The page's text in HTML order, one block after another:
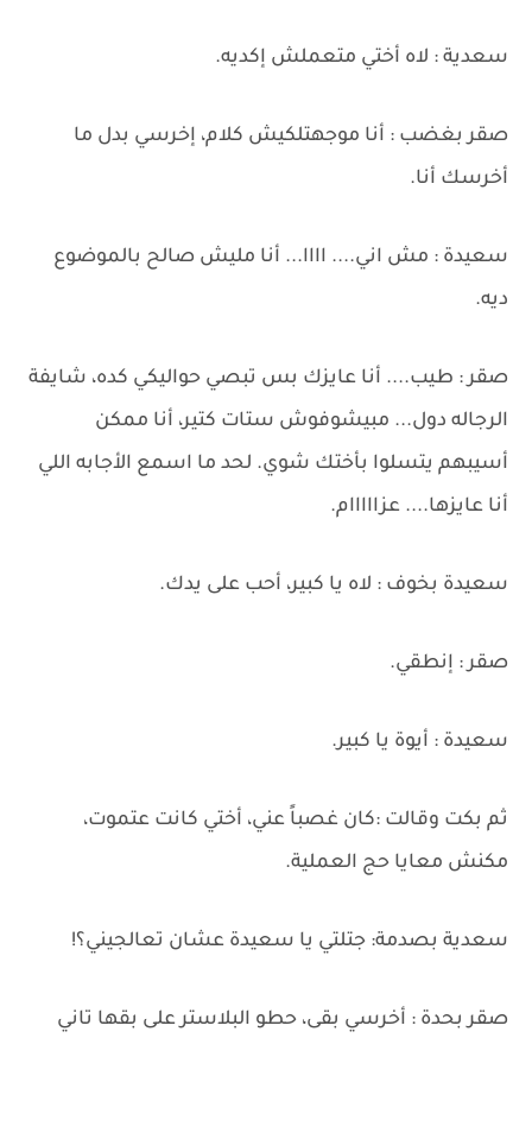
سعدية : لاه أختي متعملش إكديه.
صقر بغضب : أنا موجهتلكيش كلام، إخرسي بدل ما
أخرسك أنا.
سعيدة : مش اني.... اااا... أنا مليش صالح بالموضوع
ديه.
صقر : طيب.... أنا عايزك بس تبصي حواليكي كده، شايفة
الرجاله دول... مبيشوفوش ستات كتير، أنا ممكن
أسيبهم يتسلوا بأختك شوي. لحد ما اسمع الأجابه اللي
أنا عايزها.... عزااااام.
سعيدة بخوف : لاه يا كبير، أحب على يدك.
صقر : إنطقي.
سعيدة : أيوة يا كبير.
ثم بكت وقالت :كان غصباً عني، أختي كانت عتموت،
مكنش معايا حج العملية.
سعدية بصدمة: جتلتي يا سعيدة عشان تعالجيني؟!
صقر بحدة : أخرسي بقى، حطو البلاستر على بقها تاني